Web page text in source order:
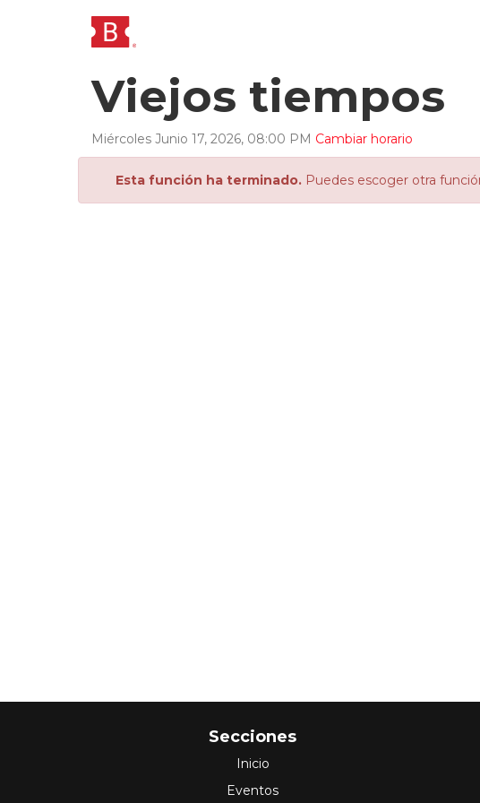
Viejos tiempos
Miércoles Junio 17, 2026, 08:00 PM Cambiar horario
Esta función ha terminado. Puedes escoger otra
Secciones
Inicio
Eventos